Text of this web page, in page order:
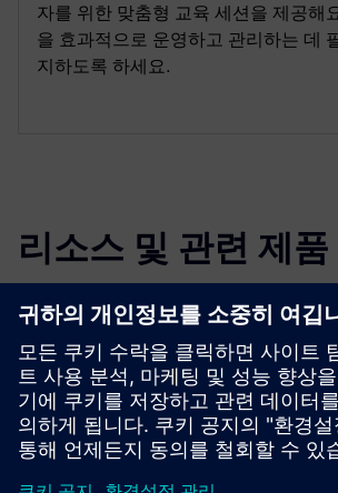
자를 위한 맞춤형 교육 세션을 제공해
을 효과적으로 운영하고 관리하는 데
지하도록 하세요.
리소스 및 관련 제
추가 정보 및 리소스
Migration Services for Opcenter
OYTEC | 홈페이지